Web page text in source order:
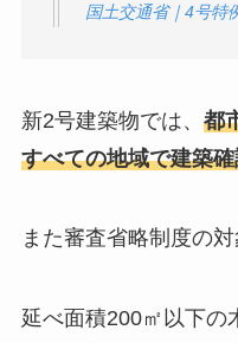
国土交通省｜4号特
新2号建築物では、 都
すべての地域で建築
また審査省略制度の対
延べ面積200㎡以下の